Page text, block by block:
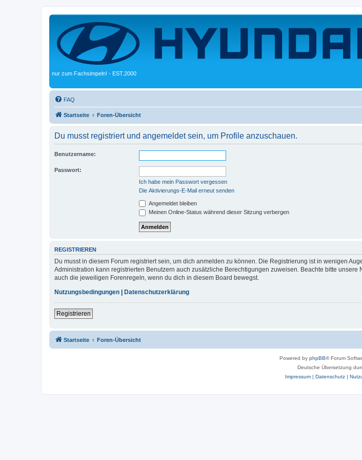
nur zum Fachsimpeln! - EST.2000
FAQ
Startseite Foren-Übersicht
Du musst registriert und angemeldet sein, um Profile anzuschauen.
Benutzername:
Passwort:
Ich habe mein Passwort vergessen
Die Aktivierungs-E-Mail erneut senden
Angemeldet bleiben
Meinen Online-Status während dieser Sitzung verbergen
REGISTRIEREN
Du musst in diesem Forum registriert sein, um dich anmelden zu können. Die Registrierung ist in wenigen
Administration kann registrierten Benutzern auch zusätzliche Berechtigungen zuweisen. Beachte bitte
auch die jeweiligen Forenregeln, wenn du dich in diesem Board bewegst.
Nutzungsbedingungen
Datenschutzerklärung
Registrieren
Startseite Foren-Übersicht
Powered by phpBB® Forum
Deutsche Übersetzung
Impressum | Datenschutz |